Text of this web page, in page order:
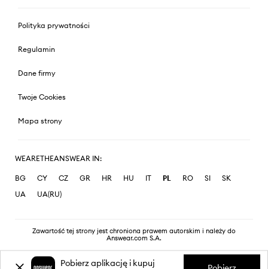
Polityka prywatności
Regulamin
Dane firmy
Twoje Cookies
Mapa strony
WEARETHEANSWEAR IN:
BG CY CZ GR HR HU IT PL RO SI
SK
UA
UA(RU)
Zawartość tej strony jest chroniona prawem autorskim i należy do
Answear.com S.A.
Pobierz aplikację i kupuj